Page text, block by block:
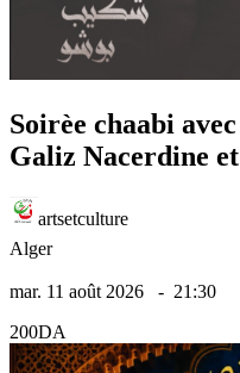
Soirèe chaabi avec
Galiz Nacerdine et
aout 2026
artsetculture
Alger
mar. 11 août 2026 - 21:30
200DA